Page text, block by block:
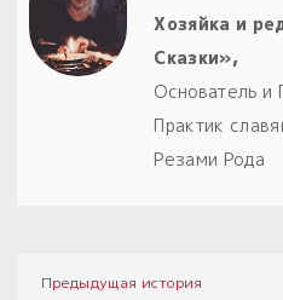
Хозяйка и
Сказки»,
Основатель и
Практик
Резами Рода
Предыдущая история